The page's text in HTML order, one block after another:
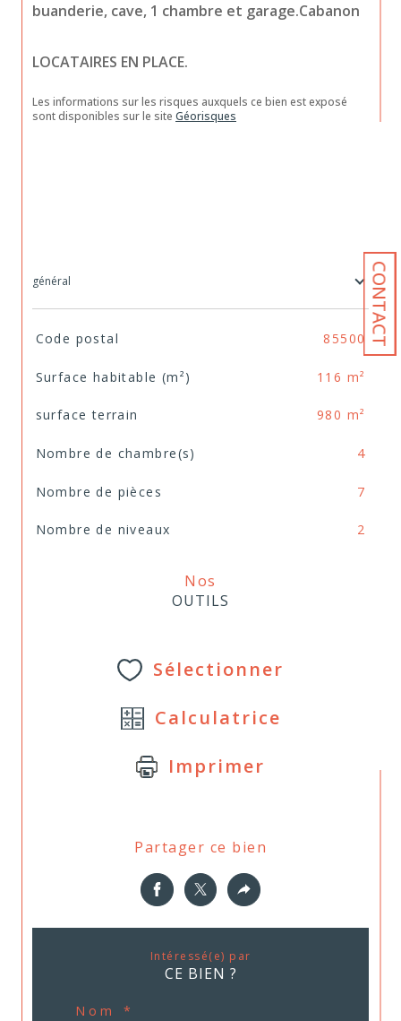
CONTACT
buanderie, cave, 1 chambre et garage.Cabanon
LOCATAIRES EN PLACE.
Les informations sur les risques auxquels ce bien est exposé
sont disponibles sur le site Géorisques
général
TRAD_SIROCCO_Caracteristique
Code postal 85500
Surface habitable (m²) 116 m²
surface terrain 980 m²
Nombre de chambre(s) 4
Nombre de pièces 7
Nombre de niveaux 2
Nos
OUTILS
Sélectionner
Calculatrice
Imprimer
Partager ce bien
Intéressé(e) par
CE BIEN ?
Nom *